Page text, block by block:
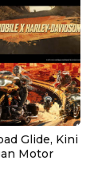
Glide, Kini
Motor